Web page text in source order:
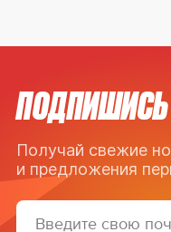
Получай свежие
и предложения